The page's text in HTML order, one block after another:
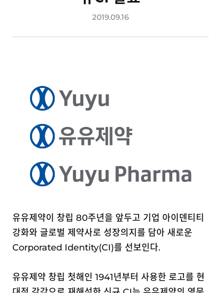
2019.09.16
유유제약이 창립 80주년을 앞두고 기업 아이덴티티
강화와 글로벌 제약사로 성장의지를 담아 새로운
Corporated Identity(CI)를 선보인다.
유유제약 창립 첫해인 1941년부터 사용한 로고를 현